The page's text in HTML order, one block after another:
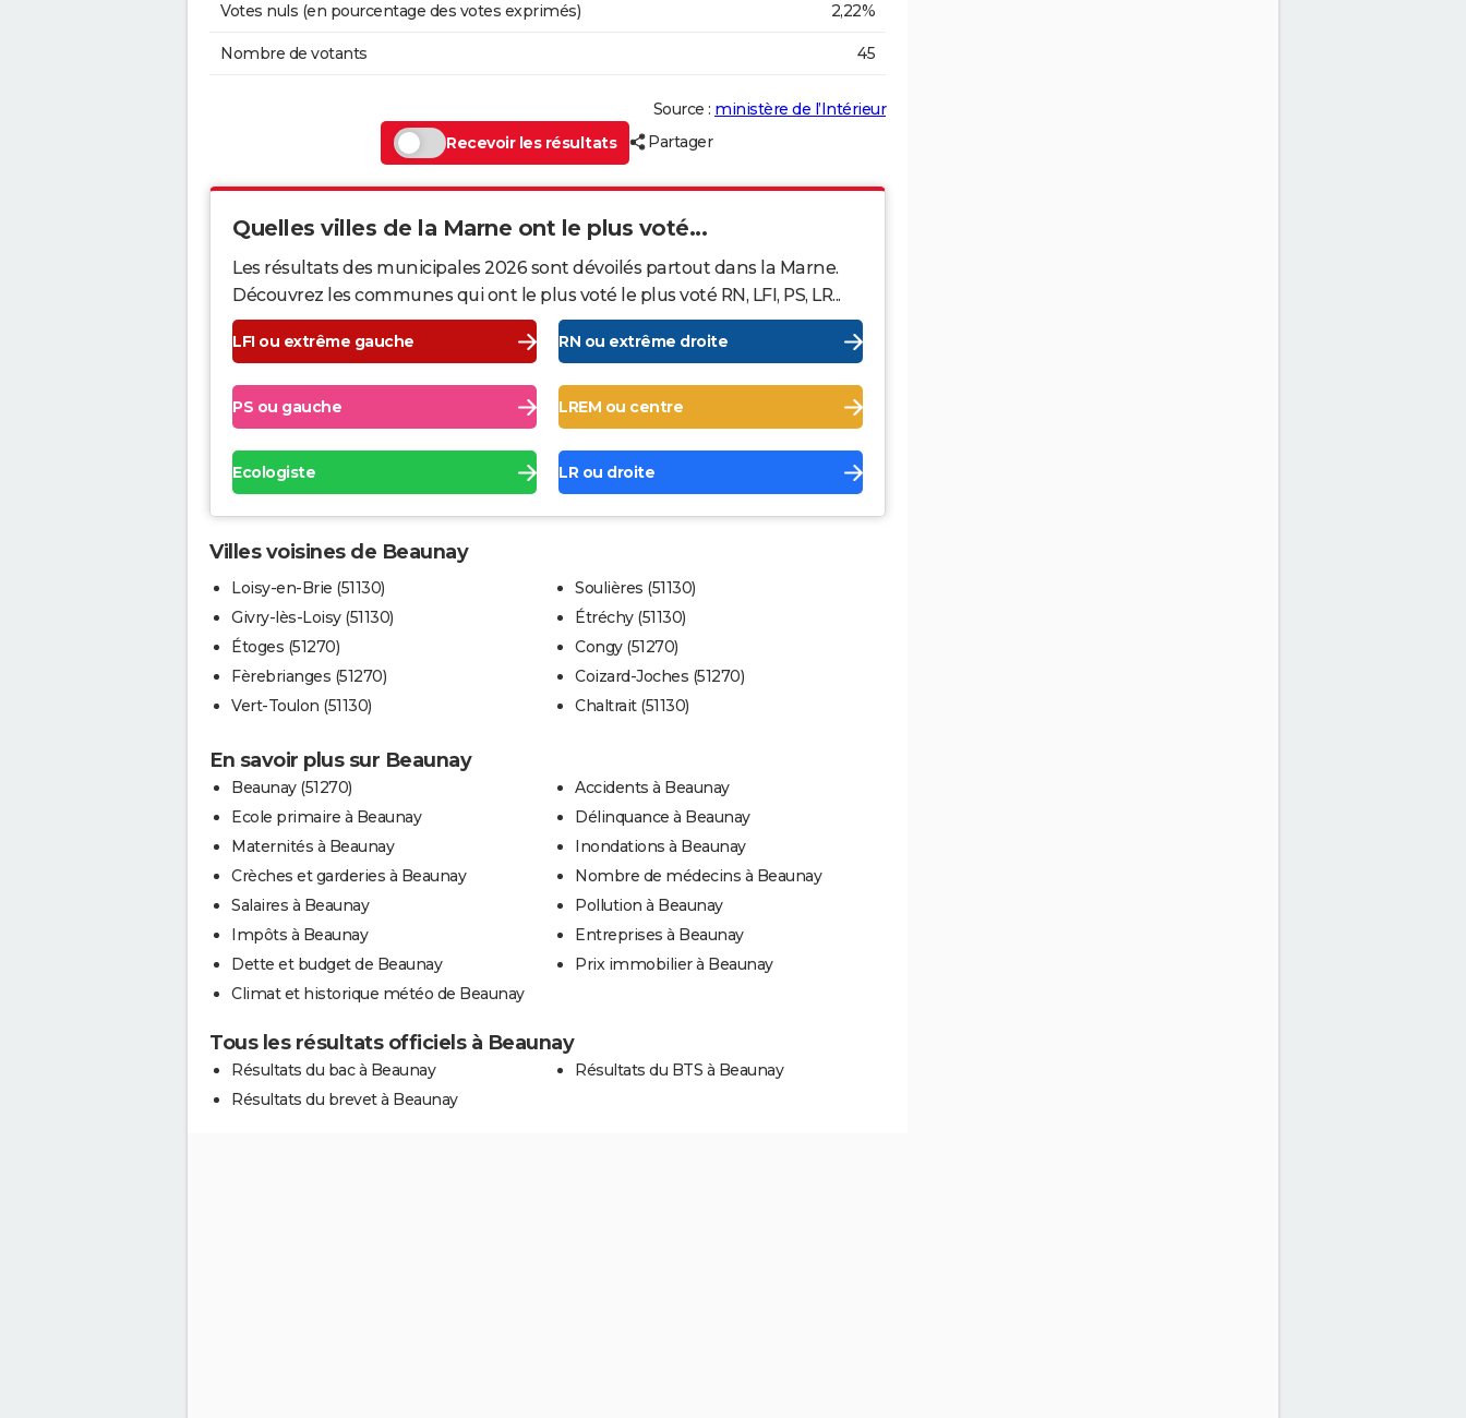
Votes nuls (en pourcentage des votes exprimés) 2,22%
Nombre de votants 45
Source : ministère de l’Intérieur
Recevoir les résultats
Partager
Quelles villes de la Marne ont le plus voté...
Les résultats des municipales 2026 sont dévoilés partout dans la Marne.
Découvrez les communes qui ont le plus voté le plus voté RN, LFI, PS, LR...
LFI ou extrême gauche RN ou extrême droite
PS ou gauche LREM ou centre
Ecologiste LR ou droite
Villes voisines de Beaunay
Loisy-en-Brie (51130)
Givry-lès-Loisy (51130)
Étoges (51270)
Fèrebrianges (51270)
Vert-Toulon (51130)
Soulières (51130)
Étréchy (51130)
Congy (51270)
Coizard-Joches (51270)
Chaltrait (51130)
En savoir plus sur Beaunay
Beaunay (51270)
Ecole primaire à Beaunay
Maternités à Beaunay
Crèches et garderies à Beaunay
Salaires à Beaunay
Impôts à Beaunay
Dette et budget de Beaunay
Climat et historique météo de Beaunay
Accidents à Beaunay
Délinquance à Beaunay
Inondations à Beaunay
Nombre de médecins à Beaunay
Pollution à Beaunay
Entreprises à Beaunay
Prix immobilier à Beaunay
Tous les résultats officiels à Beaunay
Résultats du bac à Beaunay
Résultats du brevet à Beaunay
Résultats du BTS à Beaunay